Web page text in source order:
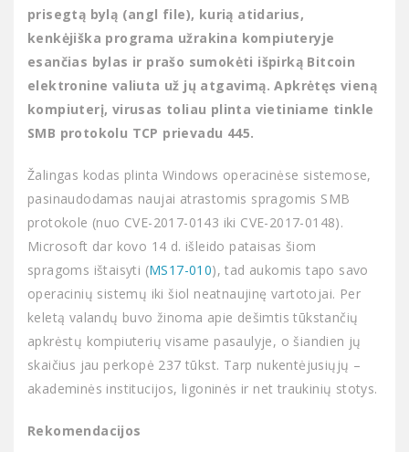
prisegtą bylą (angl file), kurią atidarius,
kenkėjiška programa užrakina kompiuteryje
esančias bylas ir prašo sumokėti išpirką Bitcoin
elektronine valiuta už jų atgavimą. Apkrėtęs vieną
kompiuterį, virusas toliau plinta vietiniame tinkle
SMB protokolu TCP prievadu 445.
Žalingas kodas plinta Windows operacinėse sistemose,
pasinaudodamas naujai atrastomis spragomis SMB
protokole (nuo CVE-2017-0143 iki CVE-2017-0148).
Microsoft dar kovo 14 d. išleido pataisas šiom
spragoms ištaisyti (MS17-010), tad aukomis tapo savo
operacinių sistemų iki šiol neatnaujinę vartotojai. Per
keletą valandų buvo žinoma apie dešimtis tūkstančių
apkrėstų kompiuterių visame pasaulyje, o šiandien jų
skaičius jau perkopė 237 tūkst. Tarp nukentėjusiųjų –
akademinės institucijos, ligoninės ir net traukinių stotys.
Rekomendacijos